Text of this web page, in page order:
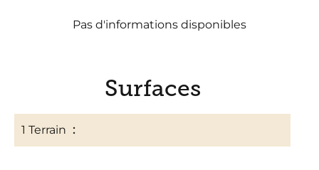
Pas d'informations disponibles
Surfaces
1 Terrain